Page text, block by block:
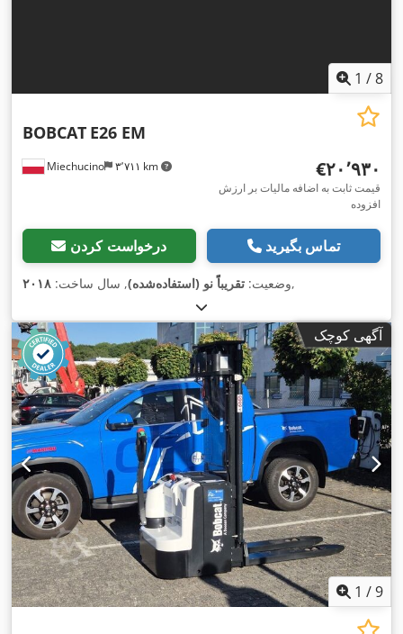
1 /8
Miechucino ۳٬۷۱۱ km
BOBCAT E26 EM
‎€۲۰٬۹۳۰
قیمت ثابت به اضافه مالیات بر ارزش
افزوده
درخواست کردن تماس بگیرید
وضعیت: تقریباً نو (استفاده‌شده), سال ساخت: ۲۰۱۸ ,
آگهی کوچک
1 /9